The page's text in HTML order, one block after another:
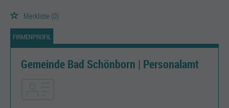
Merkliste (0)
FIRMENPROFIL
Gemeinde Bad Schönborn | Personalamt